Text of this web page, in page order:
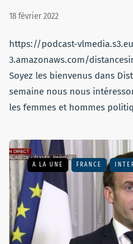
18 février 2022
https://podcast-
3.amazonaws.com/
Soyez les bienvenus dans
semaine nous nous
les femmes et hommes
A LA UNE FRANCE